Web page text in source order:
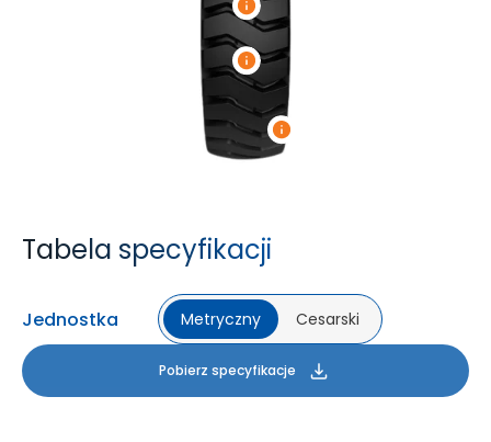
Tabela specyfikacji
Jednostka Metryczny Cesarski
Pobierz specyfikacje